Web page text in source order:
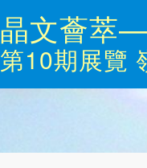
晶文薈萃
第10期展覽